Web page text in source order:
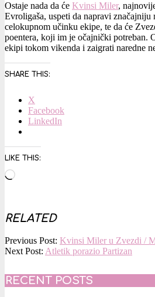
Ostaje nada da će Kvinsi Miler,
Evroligaša, uspeti da napravi značajniju
celokupnom učinku ekipe, te da će
poentera, koji im je očajnički potreban.
ekipi tokom vikenda i zaigrati naredne
SHARE THIS:
X
Facebook
LinkedIn
LIKE THIS:
Loading…
RELATED
2015-
10-
Previous Post: Kvinsi Miler u Zvezdi /
Next Post: Atletik porazio Partizan
RECENT POSTS